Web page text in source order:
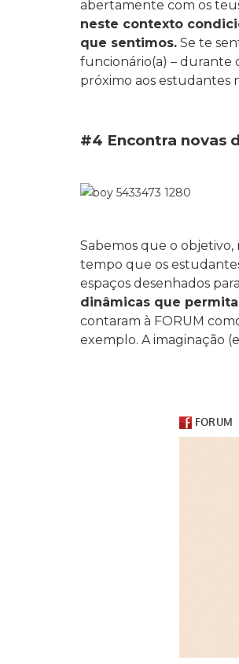
abertamente com os
neste contexto
que sentimos. Se te
funcionário(a) – durante
próximo aos estudantes
#4 Encontra novas
Sabemos que o objetivo,
tempo que os
espaços desenhados
dinâmicas que
contaram à FORUM
exemplo. A imaginação